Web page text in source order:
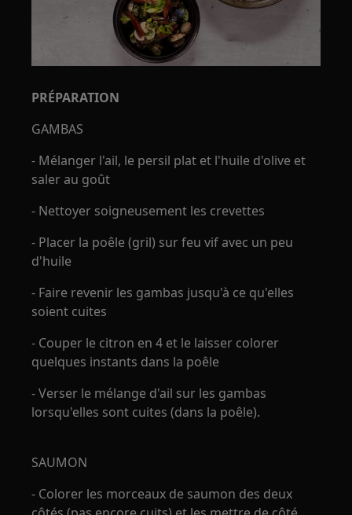
PRÉPARATION
GAMBAS
- Mélanger l'ail, le persil plat et l'huile d'olive et
saler au goût
- Nettoyer soigneusement les crevettes
- Placer la poêle (gril) sur feu vif avec un peu
d'huile
- Faire revenir les gambas jusqu'à ce qu'elles
soient cuites
- Couper le citron en 4 et le laisser colorer
quelques instants dans la poêle
- Verser le mélange d'ail sur les gambas
lorsqu'elles sont cuites (dans la poêle).
SAUMON
- Colorer les morceaux de saumon des deux